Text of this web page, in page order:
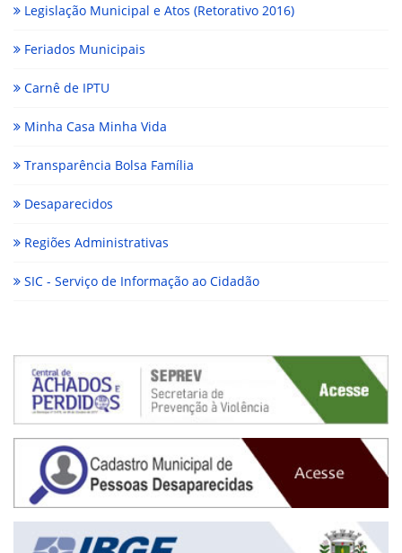
Legislação Municipal e Atos (Retorativo 2016)
Feriados Municipais
Carnê de IPTU
Minha Casa Minha Vida
Transparência Bolsa Família
Desaparecidos
Regiões Administrativas
SIC - Serviço de Informação ao Cidadão